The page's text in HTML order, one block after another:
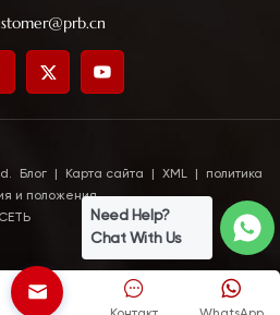
Блог Карта сайта XML
политика
и положения
Need Help?
Chat With Us